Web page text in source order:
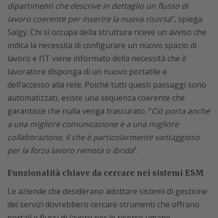
dipartimenti che descrive in dettaglio un flusso di
lavoro coerente per inserire la nuova risorsa”, spiega
Salgy. Chi si occupa della struttura riceve un avviso che
indica la necessità di configurare un nuovo spazio di
lavoro e l’IT viene informato della necessità che il
lavoratore disponga di un nuovo portatile e
dell’accesso alla rete. Poiché tutti questi passaggi sono
automatizzati, esiste una sequenza coerente che
garantisce che nulla venga trascurato. “Ciò porta anche
a una migliore comunicazione e a una migliore
collaborazione, il che è particolarmente vantaggioso
per la forza lavoro remota o ibrida“.
Funzionalità chiave da cercare nei sistemi ESM
Le aziende che desiderano adottare sistemi di gestione
dei servizi dovrebbero cercare strumenti che offrano